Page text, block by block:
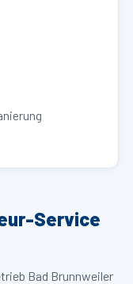
Service
Bad Brunnweiler